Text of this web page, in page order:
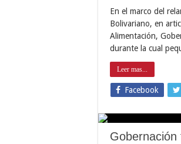
En el marco del
Bolivariano, en
Alimentación,
durante la cual
Leer mas...
Facebook